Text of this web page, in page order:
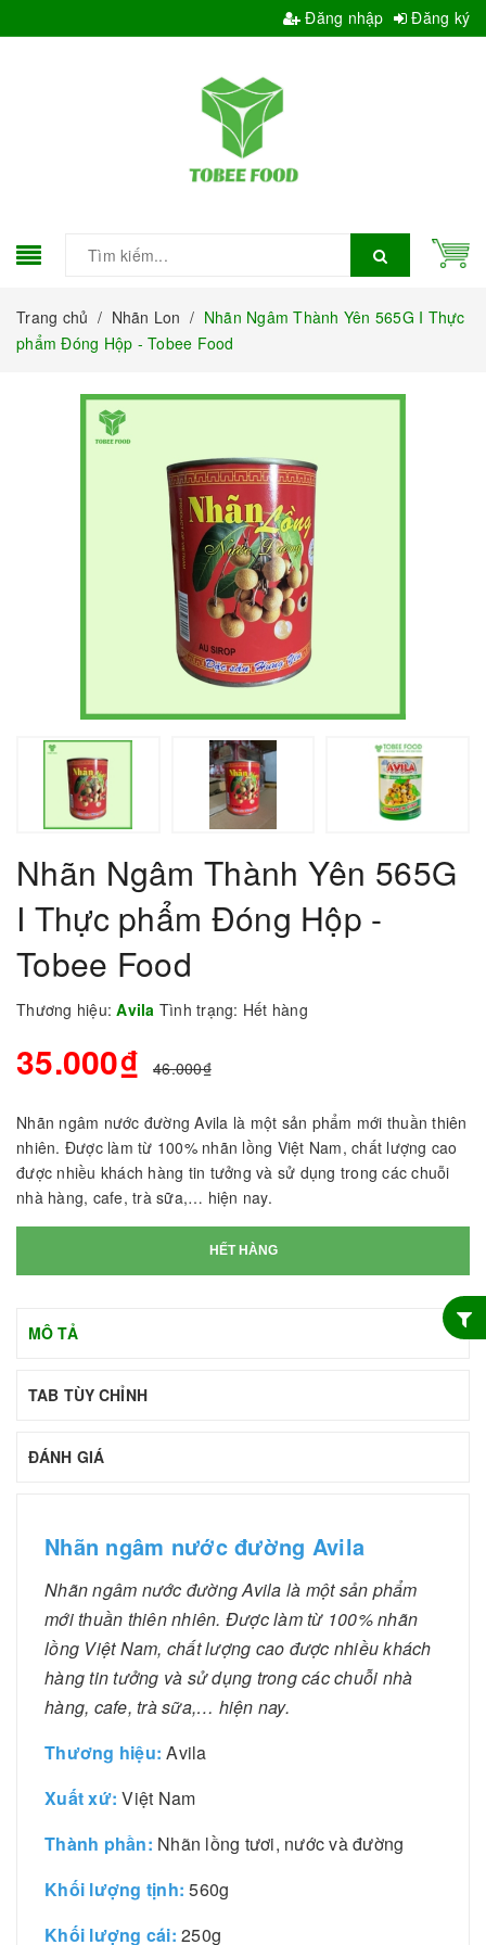
Đăng nhập Đăng ký
Trang chủ / Nhãn Lon / Nhãn Ngâm Thành Yên 565G I Thực
phẩm Đóng Hộp - Tobee Food
Nhãn Ngâm Thành Yên 565G
I Thực phẩm Đóng Hộp -
Tobee Food
Thương hiệu: Avila Tình trạng: Hết hàng
35.000₫ 46.000₫
Nhãn ngâm nước đường Avila là một sản phẩm mới thuần thiên
nhiên. Được làm từ 100% nhãn lồng Việt Nam, chất lượng cao
được nhiều khách hàng tin tưởng và sử dụng trong các chuỗi
nhà hàng, cafe, trà sữa,… hiện nay.
HẾT HÀNG
MÔ TẢ
TAB TÙY CHỈNH
ĐÁNH GIÁ
Nhãn ngâm nước đường Avila
Nhãn ngâm nước đường Avila là một sản phẩm
mới thuần thiên nhiên. Được làm từ 100% nhãn
lồng Việt Nam, chất lượng cao được nhiều khách
hàng tin tưởng và sử dụng trong các chuỗi nhà
hàng, cafe, trà sữa,… hiện nay.
Thương hiệu: Avila
Xuất xứ: Việt Nam
Thành phần: Nhãn lồng tươi, nước và đường
Khối lượng tịnh: 560g
Khối lượng cái: 250g